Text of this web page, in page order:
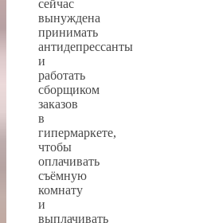
сейчас
вынуждена
принимать
антидепрессанты
и
работать
сборщиком
заказов
в
гипермаркете,
чтобы
оплачивать
съёмную
комнату
и
выплачивать